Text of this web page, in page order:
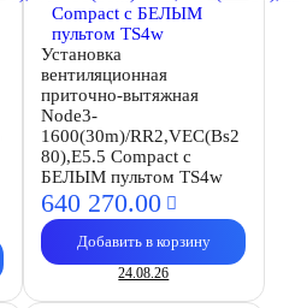
Установка
вентиляционная
приточно-вытяжная
Node3-
1600(30m)/RR2,VEC(Bs2
80),E5.5 Compact с
БЕЛЫМ пультом TS4w
640 270.00
Добавить в корзину
24.08.26